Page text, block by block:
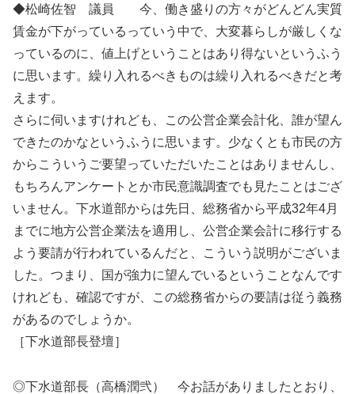
◆松崎佐智 議員 今、働き盛りの方々がどんどん実質
賃金が下がっているっていう中で、大変暮らしが厳しくな
っているのに、値上げということはあり得ないというふう
に思います。繰り入れるべきものは繰り入れるべきだと考
えます。
さらに伺いますけれども、この公営企業会計化、誰が望ん
できたのかなというふうに思います。少なくとも市民の方
からこういうご要望っていただいたことはありませんし、
もちろんアンケートとか市民意識調査でも見たことはござ
いません。下水道部からは先日、総務省から平成32年4月
までに地方公営企業法を適用し、公営企業会計に移行する
よう要請が行われているんだと、こういう説明がございま
した。つまり、国が強力に望んでいるということなんです
けれども、確認ですが、この総務省からの要請は従う義務
があるのでしょうか。
［下水道部長登壇］
◎下水道部長（高橋潤弐） 今お話がありましたとおり、